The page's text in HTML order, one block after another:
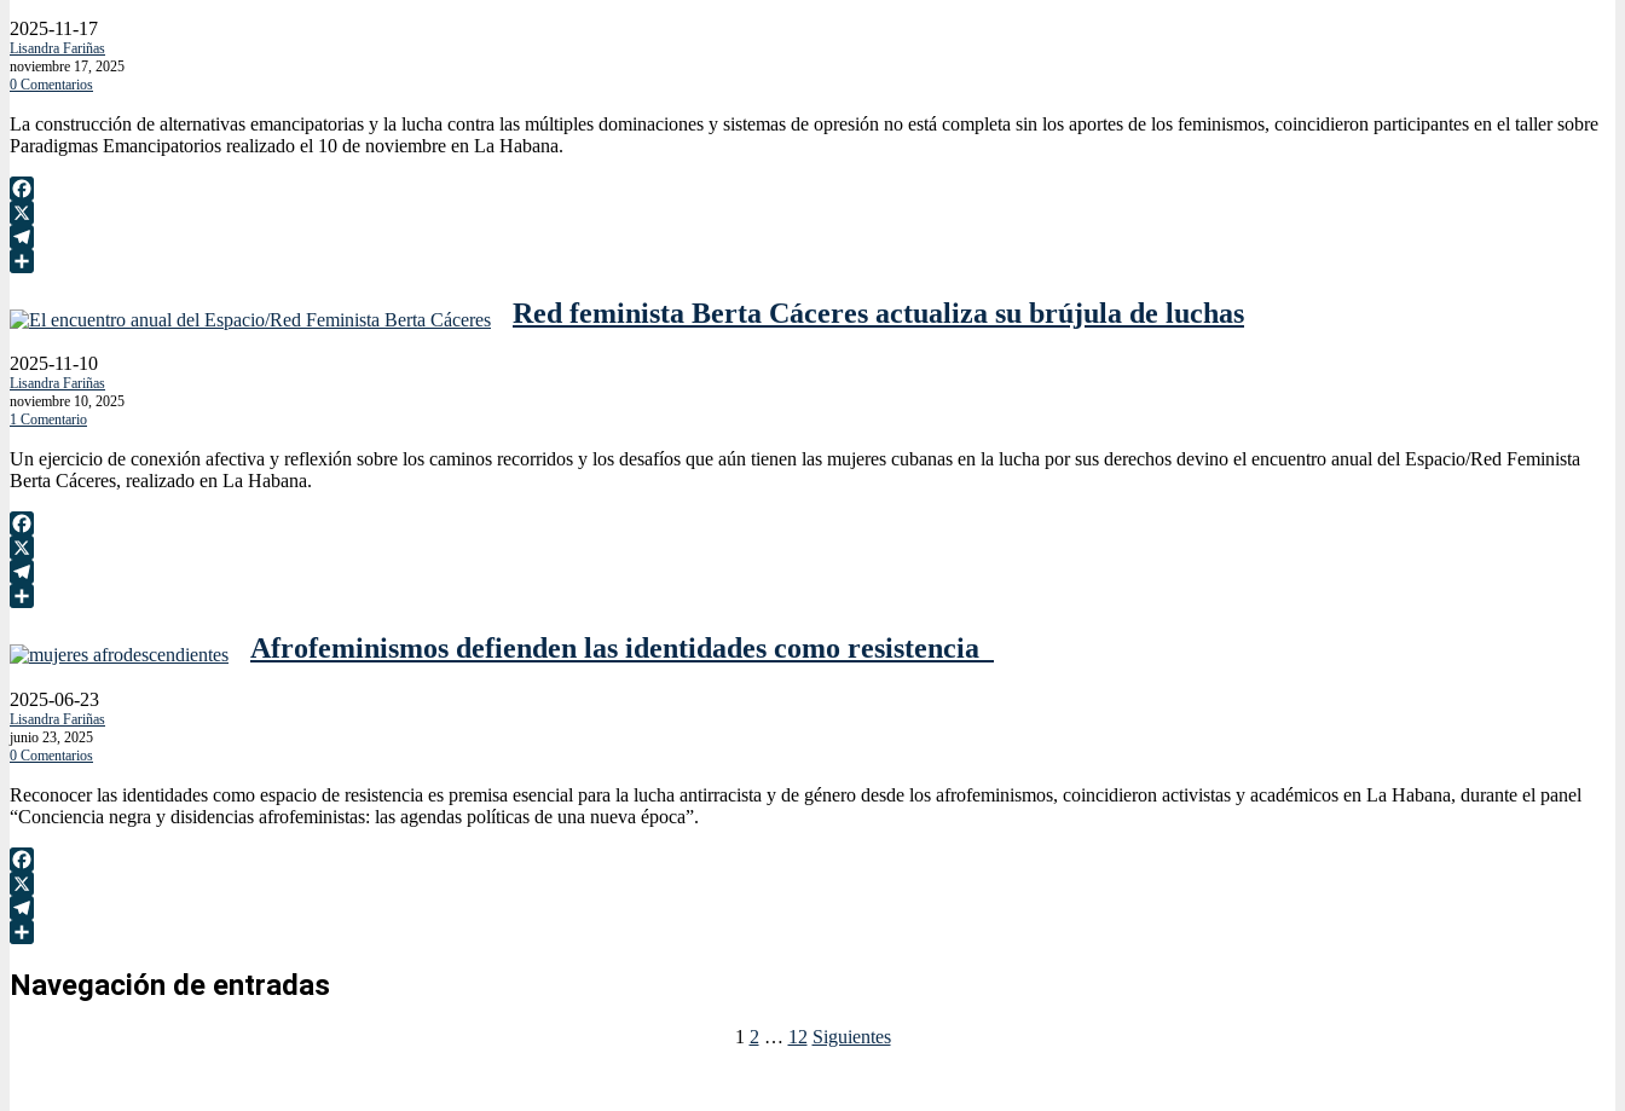
2025-11-17
Lisandra Fariñas
noviembre 17, 2025
0 Comentarios
La construcción de alternativas emancipatorias y la lucha contra las múltiples dominaciones y sistemas de opresión no está completa sin los aportes de los feminismos, coincidieron participantes en el taller sobre
Paradigmas Emancipatorios realizado el 10 de noviembre en La Habana.
Facebook
X
Telegram
Red feminista Berta Cáceres actualiza su brújula de luchas
2025-11-10
Lisandra Fariñas
noviembre 10, 2025
1 Comentario
Un ejercicio de conexión afectiva y reflexión sobre los caminos recorridos y los desafíos que aún tienen las mujeres cubanas en la lucha por sus derechos devino el encuentro anual del Espacio/Red Feminista
Berta Cáceres, realizado en La Habana.
Facebook
X
Telegram
Afrofeminismos defienden las identidades como resistencia
2025-06-23
Lisandra Fariñas
junio 23, 2025
0 Comentarios
Reconocer las identidades como espacio de resistencia es premisa esencial para la lucha antirracista y de género desde los afrofeminismos, coincidieron activistas y académicos en La Habana, durante el panel
“Conciencia negra y disidencias afrofeministas: las agendas políticas de una nueva época”.
Facebook
X
Telegram
Navegación de entradas
1 2 … 12 Siguientes